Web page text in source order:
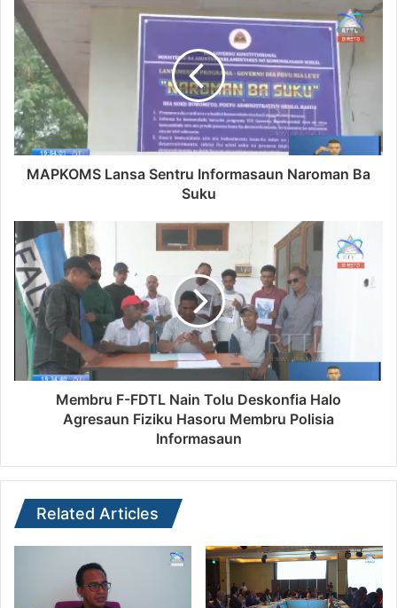
MAPKOMS Lansa Sentru Informasaun Naroman Ba
Suku
Membru F-FDTL Nain Tolu Deskonfia Halo
Agresaun Fiziku Hasoru Membru Polisia
Informasaun
Related Articles